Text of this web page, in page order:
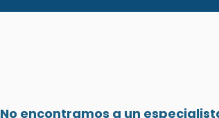
No encontramos a un